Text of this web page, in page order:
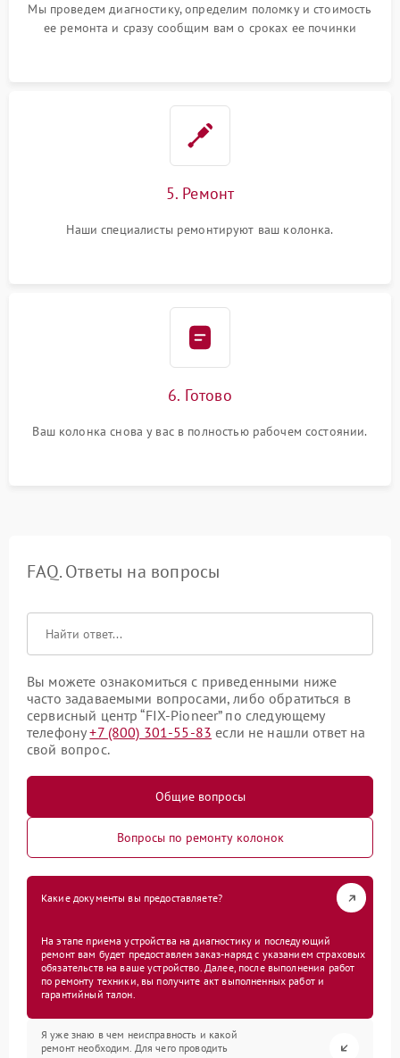
Мы проведем диагностику, определим поломку и стоимость
ее ремонта и сразу сообщим вам о сроках ее починки
5. Ремонт
Наши специалисты ремонтируют ваш колонка.
6. Готово
Ваш колонка снова у вас в полностью рабочем состоянии.
FAQ. Ответы на вопросы
Вы можете ознакомиться с приведенными ниже
часто задаваемыми вопросами, либо обратиться в
сервисный центр “FIX-Pioneer” по следующему
телефону+7 (800) 301-55-83 если не нашли ответ на
свой вопрос.
Общие вопросы
Вопросы по ремонту колонок
Какие документы вы предоставляете?
На этапе приема устройства на диагностику и последующий
ремонт вам будет предоставлен заказ-наряд с указанием страховых
обязательств на ваше устройство. Далее, после выполнения работ
по ремонту техники, вы получите акт выполненных работ и
гарантийный талон.
Я уже знаю в чем неисправность и какой
ремонт необходим. Для чего проводить